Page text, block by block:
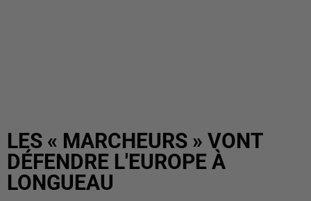
LES « MARCHEURS » VONT
DÉFENDRE L'EUROPE À
LONGUEAU